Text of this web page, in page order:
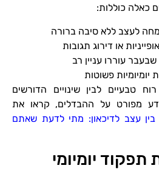
כאלה כוללות:
לעצב ללא סיבה ברורה
או דירוג תגובות
עוררו עניין רב
פשוטות
טבעיים לבין שינויים הדורשים
מפורט על ההבדלים, קראו את
עצב לדיכאון: מתי לדעת שאתם